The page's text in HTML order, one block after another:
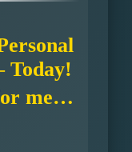
Today!
me…